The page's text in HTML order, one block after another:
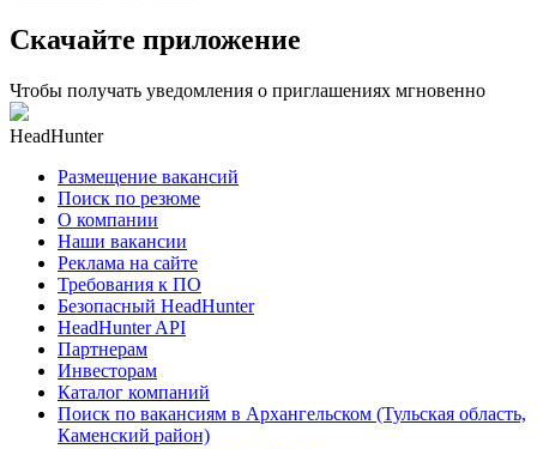
Скачайте приложение
Чтобы получать уведомления о приглашениях мгновенно
HeadHunter
Размещение вакансий
Поиск по резюме
О компании
Наши вакансии
Реклама на сайте
Требования к ПО
Безопасный HeadHunter
HeadHunter API
Партнерам
Инвесторам
Каталог компаний
Поиск по вакансиям в Архангельском (Тульская область,
Каменский район)